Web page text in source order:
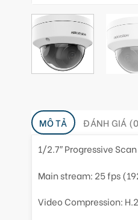
MÔ TẢ ĐÁNH GIÁ
1/2.7″ Progressive
Main stream: 25 fps
Video Compression: